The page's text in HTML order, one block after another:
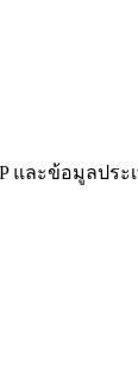
และข้อมูลประ